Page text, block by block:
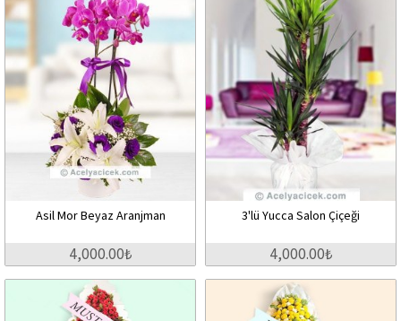
Asil Mor Beyaz Aranjman
4,000.00₺
3'lü Yucca Salon Çiçeği
4,000.00₺